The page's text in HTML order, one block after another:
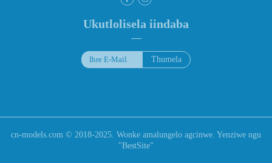
Ukutlolisela iindaba
cn-models.com © 2018-2025. Wonke amalungelo agcinwe. Yenziwe ngu
"BestSite"